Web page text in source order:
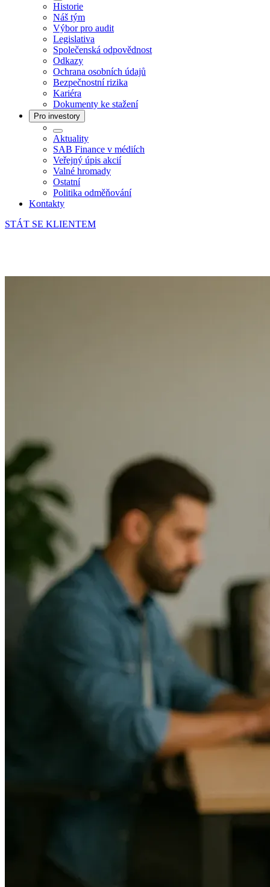
Historie
Náš tým
Výbor pro audit
Legislativa
Společenská odpovědnost
Odkazy
Ochrana osobních údajů
Bezpečnostní rizika
Kariéra
Dokumenty ke stažení
Pro investory
Aktuality
SAB Finance v médiích
Veřejný úpis akcií
Valné hromady
Ostatní
Politika odměňování
Kontakty
STÁT SE KLIENTEM